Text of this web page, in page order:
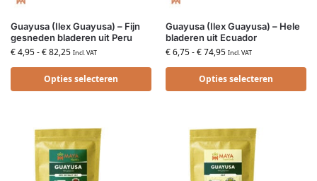
Guayusa (Ilex Guayusa) – Fijn
gesneden bladeren uit Peru
€4,95-€82,25 Incl. VAT
Opties selecteren
Guayusa (Ilex Guayusa) – Hele
bladeren uit Ecuador
€6,75-€74,95 Incl. VAT
Opties selecteren